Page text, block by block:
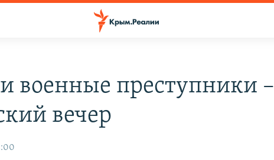
военные преступники –
вечер